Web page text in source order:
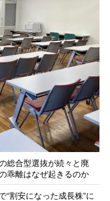
総合型選抜が続々と廃
乖離はなぜ起きるのか
“割安になった成長株”に